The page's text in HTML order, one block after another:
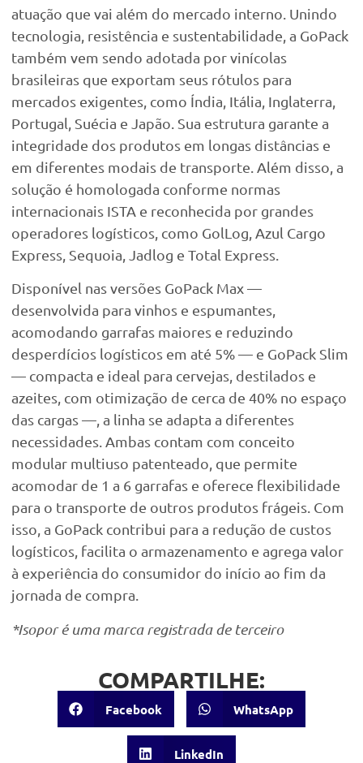
atuação que vai além do mercado interno. Unindo
tecnologia, resistência e sustentabilidade, a GoPack
também vem sendo adotada por vinícolas
brasileiras que exportam seus rótulos para
mercados exigentes, como Índia, Itália, Inglaterra,
Portugal, Suécia e Japão. Sua estrutura garante a
integridade dos produtos em longas distâncias e
em diferentes modais de transporte. Além disso, a
solução é homologada conforme normas
internacionais ISTA e reconhecida por grandes
operadores logísticos, como GolLog, Azul Cargo
Express, Sequoia, Jadlog e Total Express.
Disponível nas versões GoPack Max —
desenvolvida para vinhos e espumantes,
acomodando garrafas maiores e reduzindo
desperdícios logísticos em até 5% — e GoPack Slim
— compacta e ideal para cervejas, destilados e
azeites, com otimização de cerca de 40% no espaço
das cargas —, a linha se adapta a diferentes
necessidades. Ambas contam com conceito
modular multiuso patenteado, que permite
acomodar de 1 a 6 garrafas e oferece flexibilidade
para o transporte de outros produtos frágeis. Com
isso, a GoPack contribui para a redução de custos
logísticos, facilita o armazenamento e agrega valor
à experiência do consumidor do início ao fim da
jornada de compra.
*Isopor é uma marca registrada de terceiro
COMPARTILHE:
Facebook WhatsApp
LinkedIn